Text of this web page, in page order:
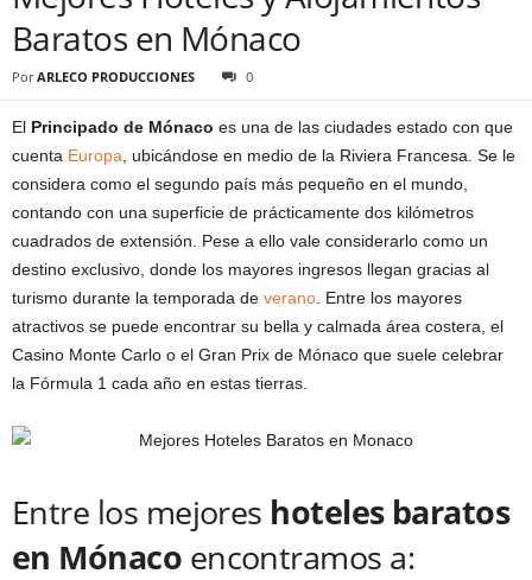
Baratos en Mónaco
Por ARLECO PRODUCCIONES 0
El Principado de Mónaco es una de las ciudades estado con que
cuenta Europa , ubicándose en medio de la Riviera Francesa. Se le
considera como el segundo país más pequeño en el mundo,
contando con una superficie de prácticamente dos kilómetros
cuadrados de extensión. Pese a ello vale considerarlo como un
destino exclusivo, donde los mayores ingresos llegan gracias al
turismo durante la temporada de verano . Entre los mayores
atractivos se puede encontrar su bella y calmada área costera, el
Casino Monte Carlo o el Gran Prix de Mónaco que suele celebrar
la Fórmula 1 cada año en estas tierras.
Entre los mejores hoteles baratos
en Mónaco encontramos a: